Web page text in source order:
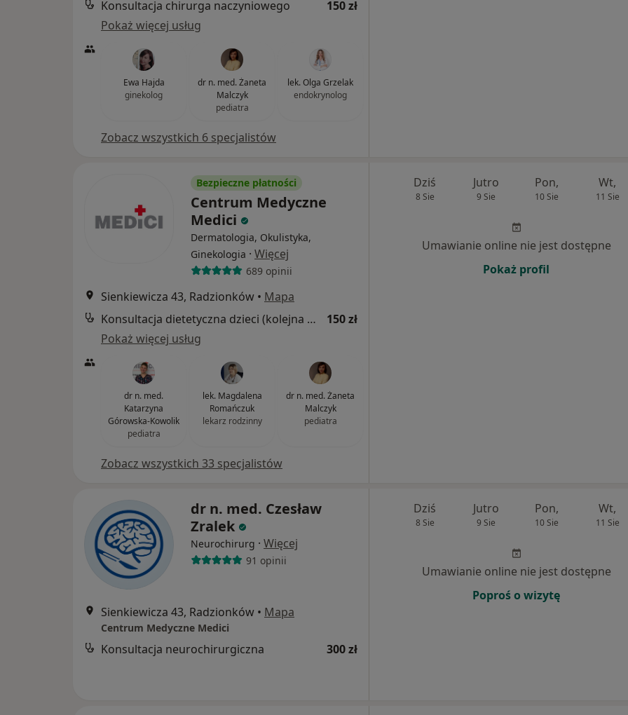
Konsultacja chirurga naczyniowego
150 zł
Pokaż więcej usług
Ewa Hajda
ginekolog
dr n. med. Żaneta
Malczyk
pediatra
lek. Olga Grzelak
endokrynolog
Zobacz wszystkich 6 specjalistów
Bezpieczne płatności
Centrum Medyczne
Medici
Dermatologia, Okulistyka,
Ginekologia · Więcej
689 opinii
Sienkiewicza 43, Radzionków • Mapa
Konsultacja dietetyczna dzieci (kolejna wizyta)
150 zł
Pokaż więcej usług
dr n. med.
Katarzyna
Górowska-Kowolik
pediatra
lek. Magdalena
Romańczuk
lekarz rodzinny
dr n. med. Żaneta
Malczyk
pediatra
Zobacz wszystkich 33 specjalistów
Dziś
8 Sie
Jutro
9 Sie
Pon,
10 Sie
Wt,
11 Sie
Umawianie online nie jest dostępne
Pokaż profil
dr n. med. Czesław
Zralek
Neurochirurg · Więcej
91 opinii
Sienkiewicza 43, Radzionków • Mapa
Centrum Medyczne Medici
Konsultacja neurochirurgiczna 300 zł
Dziś
8 Sie
Jutro
9 Sie
Pon,
10 Sie
Wt,
11 Sie
Umawianie online nie jest dostępne
Poproś o wizytę